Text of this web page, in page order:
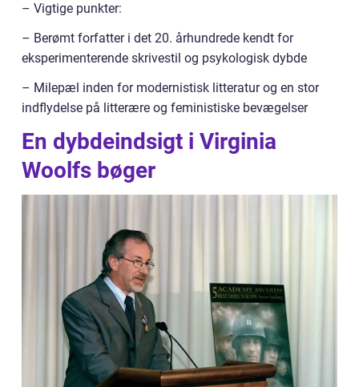
– Vigtige punkter:
– Berømt forfatter i det 20. århundrede kendt for
eksperimenterende skrivestil og psykologisk dybde
– Milepæl inden for modernistisk litteratur og en stor
indflydelse på litterære og feministiske bevægelser
En dybdeindsigt i Virginia
Woolfs bøger